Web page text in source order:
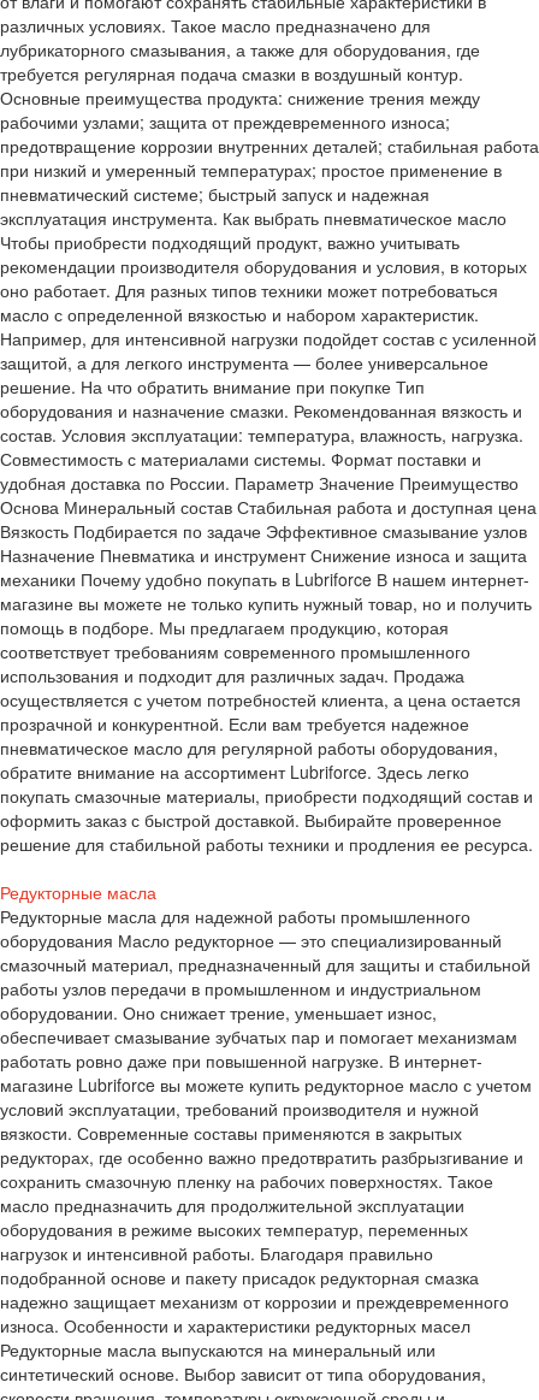
различных условиях. Такое масло предназначено для
лубрикаторного смазывания, а также для оборудования, где
требуется регулярная подача смазки в воздушный контур.
Основные преимущества продукта: снижение трения между
рабочими узлами; защита от преждевременного износа;
предотвращение коррозии внутренних деталей; стабильная работа
при низкий и умеренный температурах; простое применение в
пневматический системе; быстрый запуск и надежная
эксплуатация инструмента. Как выбрать пневматическое масло
Чтобы приобрести подходящий продукт, важно учитывать
рекомендации производителя оборудования и условия, в которых
оно работает. Для разных типов техники может потребоваться
масло с определенной вязкостью и набором характеристик.
Например, для интенсивной нагрузки подойдет состав с усиленной
защитой, а для легкого инструмента — более универсальное
решение. На что обратить внимание при покупке Тип
оборудования и назначение смазки. Рекомендованная вязкость и
состав. Условия эксплуатации: температура, влажность, нагрузка.
Совместимость с материалами системы. Формат поставки и
удобная доставка по России. Параметр Значение Преимущество
Основа Минеральный состав Стабильная работа и доступная цена
Вязкость Подбирается по задаче Эффективное смазывание узлов
Назначение Пневматика и инструмент Снижение износа и защита
механики Почему удобно покупать в Lubriforce В нашем интернет-
магазине вы можете не только купить нужный товар, но и получить
помощь в подборе. Мы предлагаем продукцию, которая
соответствует требованиям современного промышленного
использования и подходит для различных задач. Продажа
осуществляется с учетом потребностей клиента, а цена остается
прозрачной и конкурентной. Если вам требуется надежное
пневматическое масло для регулярной работы оборудования,
обратите внимание на ассортимент Lubriforce. Здесь легко
покупать смазочные материалы, приобрести подходящий состав и
оформить заказ с быстрой доставкой. Выбирайте проверенное
решение для стабильной работы техники и продления ее ресурса.
Редукторные масла
Редукторные масла для надежной работы промышленного
оборудования Масло редукторное — это специализированный
смазочный материал, предназначенный для защиты и стабильной
работы узлов передачи в промышленном и индустриальном
оборудовании. Оно снижает трение, уменьшает износ,
обеспечивает смазывание зубчатых пар и помогает механизмам
работать ровно даже при повышенной нагрузке. В интернет-
магазине Lubriforce вы можете купить редукторное масло с учетом
условий эксплуатации, требований производителя и нужной
вязкости. Современные составы применяются в закрытых
редукторах, где особенно важно предотвратить разбрызгивание и
сохранить смазочную пленку на рабочих поверхностях. Такое
масло предназначить для продолжительной эксплуатации
оборудования в режиме высоких температур, переменных
нагрузок и интенсивной работы. Благодаря правильно
подобранной основе и пакету присадок редукторная смазка
надежно защищает механизм от коррозии и преждевременного
износа. Особенности и характеристики редукторных масел
Редукторные масла выпускаются на минеральный или
синтетический основе. Выбор зависит от типа оборудования,